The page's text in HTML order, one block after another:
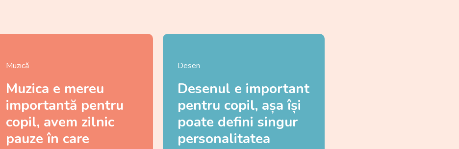
Muzică
Muzica e mereu
importantă pentru
copil, avem zilnic
pauze în care
Desen
Desenul e important
pentru copil, așa își
poate defini singur
personalitatea